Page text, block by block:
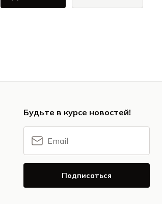
Будьте в курсе новостей!
Подписаться